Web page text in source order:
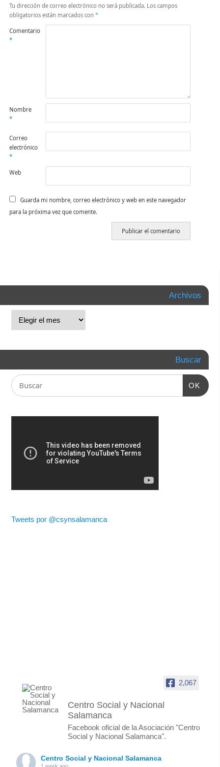
Tu dirección de correo electrónico no será publicada. Los campos
obligatorios están marcados con *
Comentario
*
Nombre
*
Correo
electrónico
*
Web
Guarda mi nombre, correo electrónico y web en este navegador
para la próxima vez que comente.
Archivos
Buscar
OK
Tweets por @csynsalamanca
2,067
Centro Social y Nacional
Salamanca
Facebook oficial de la Asociación "Centro
Social y Nacional Salamanca".
Centro Social y Nacional Salamanca